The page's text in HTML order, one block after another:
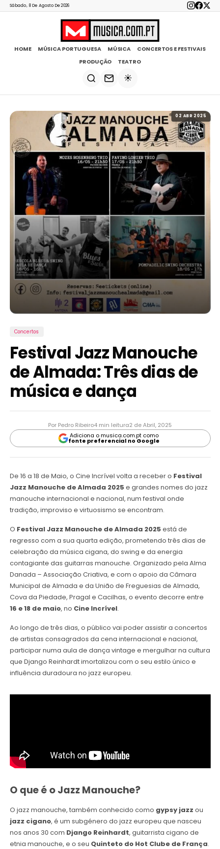
Sábado, 8 De Agosto De 2026
HOME MÚSICA PORTUGUESA MÚSICA
CONCERTOS E FESTIVAIS
PRODUÇÃO
TEATRO
☀️
02 ABR 2025
Concertos
Festival Jazz Manouche
de Almada: Três dias de
música e dança
Por Pedro Ribeiro4 min leitura2 de Abril, 2025
Adiciona o musica.com.pt como
fonte preferencial no Google
De 16 a 18 de Maio, o Cine Incrível volta a receber o Festival
Jazz Manouche de Almada 2025 e grandes nomes do jazz
manouche internacional e nacional, num festival onde
tradição, improviso e virtuosismo se encontram.
O Festival Jazz Manouche de Almada 2025 está de
regresso com a sua quarta edição, prometendo três dias de
celebração da música cigana, do swing e da energia
contagiante das guitarras manouche. Organizado pela Alma
Danada – Associação Criativa, e com o apoio da Câmara
Municipal de Almada e da União de Freguesias de Almada,
Cova da Piedade, Pragal e Cacilhas, o evento decorre entre
16 e 18 de maio, no Cine Incrível.
Ao longo de três dias, o público vai poder assistir a concertos
de artistas consagrados da cena internacional e nacional,
participar numa aula de dança vintage e mergulhar na cultura
que Django Reinhardt imortalizou com o seu estilo único e
influência duradoura no jazz europeu.
O que é o Jazz Manouche?
O jazz manouche, também conhecido como gypsy jazz ou
jazz cigano, é um subgénero do jazz europeu que nasceu
nos anos 30 com Django Reinhardt, guitarrista cigano de
etnia manouche, e o seu Quinteto do Hot Clube de França.